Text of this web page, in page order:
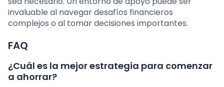
invaluable al navegar desafíos financieros
complejos o al tomar decisiones importantes.
FAQ
¿Cuál es la mejor estrategia para comenzar
a ahorrar?